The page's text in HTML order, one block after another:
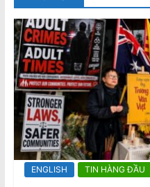
ENGLISH TIN HÀNG ĐẦU